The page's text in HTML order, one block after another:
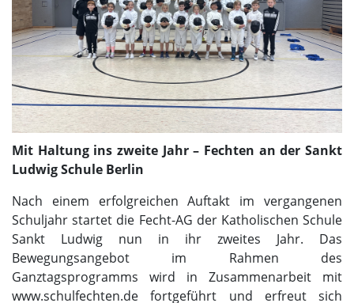
Mit Haltung ins zweite Jahr – Fechten an der Sankt
LudwigSchule Berlin
Nach einem erfolgreichen Auftakt im vergangenen
Schuljahr startet die Fecht-AG der Katholischen Schule
Sankt Ludwig nun in ihr zweites Jahr. Das
Bewegungsangebot im Rahmen des
Ganztagsprogramms wird in Zusammenarbeit mit
www.schulfechten.de fortgeführt und erfreut sich